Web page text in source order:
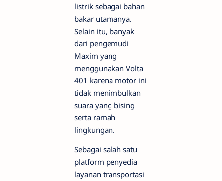
listrik sebagai bahan
bakar utamanya.
Selain itu, banyak
dari pengemudi
Maxim yang
menggunakan Volta
401 karena motor ini
tidak menimbulkan
suara yang bising
serta ramah
lingkungan.
Sebagai salah satu
platform penyedia
layanan transportasi